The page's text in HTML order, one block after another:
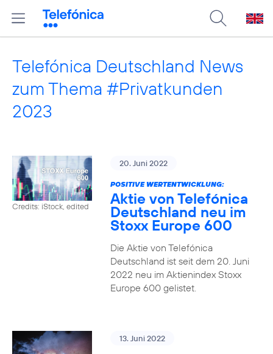
Telefónica Deutschland News
zum Thema #Privatkunden
2023
Credits: iStock, edited
20. Juni 2022
POSITIVE WERTENTWICKLUNG:
Aktie von Telefónica
Deutschland neu im
Stoxx Europe 600
Die Aktie von Telefónica
Deutschland ist seit dem 20. Juni
2022 neu im Aktienindex Stoxx
Europe 600 gelistet.
13. Juni 2022